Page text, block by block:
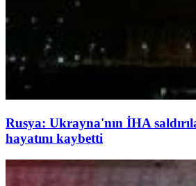
Rusya: Ukrayna'nın İHA
hayatını kaybetti